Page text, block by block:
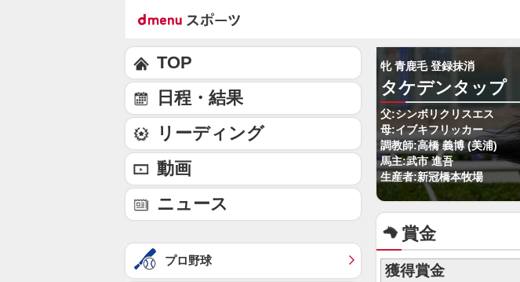
牝 青鹿毛 登録抹消
タケデンタップ
父:シンボリクリスエス
母:イブキフリッカー
調教師:高橋 義博 (美浦)
馬主:武市 進吾
生産者:新冠橋本牧場
賞金
獲得賞金
TOP
日程・結果
リーディング
動画
ニュース
プロ野球